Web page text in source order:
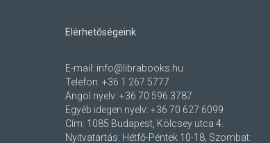
Elérhetőségeink
E-mail: info@librabooks.hu
Telefon: +36 1 267 5777
Angol nyelv: +36 70 596 3787
Egyéb idegen nyelv: +36 70 627 6099
Cím: 1085 Budapest, Kölcsey utca 4.
Nyitvatartás: Hétfő-Péntek 10-18, Szombat: